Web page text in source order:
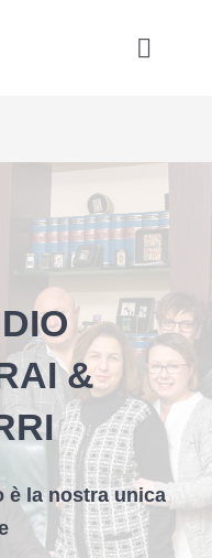
Toggle
&
è la nostra unica